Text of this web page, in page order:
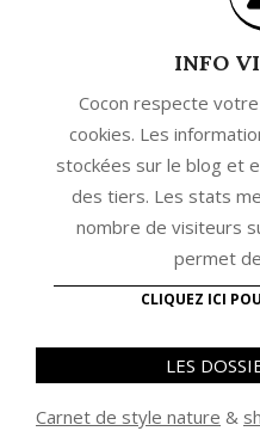
INFO
Cocon respecte
cookies. Les
stockées sur le blog et
des tiers. Les stats
nombre de visiteurs
permet
CLIQUEZ ICI
LES
Carnet de style nature &